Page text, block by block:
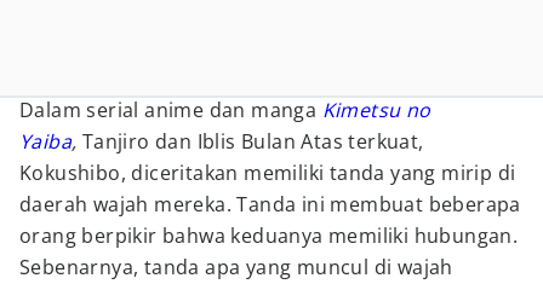
Dalam serial anime dan manga Kimetsu no
Yaiba, Tanjiro dan Iblis Bulan Atas terkuat,
Kokushibo, diceritakan memiliki tanda yang mirip di
daerah wajah mereka. Tanda ini membuat beberapa
orang berpikir bahwa keduanya memiliki hubungan.
Sebenarnya, tanda apa yang muncul di wajah